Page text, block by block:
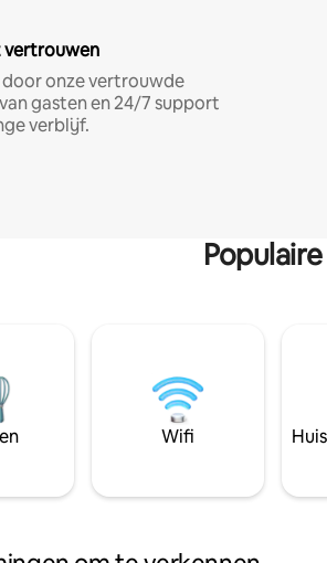
vertrouwen
onze vertrouwde
gasten en 24/7 support
verblijf.
Wifi